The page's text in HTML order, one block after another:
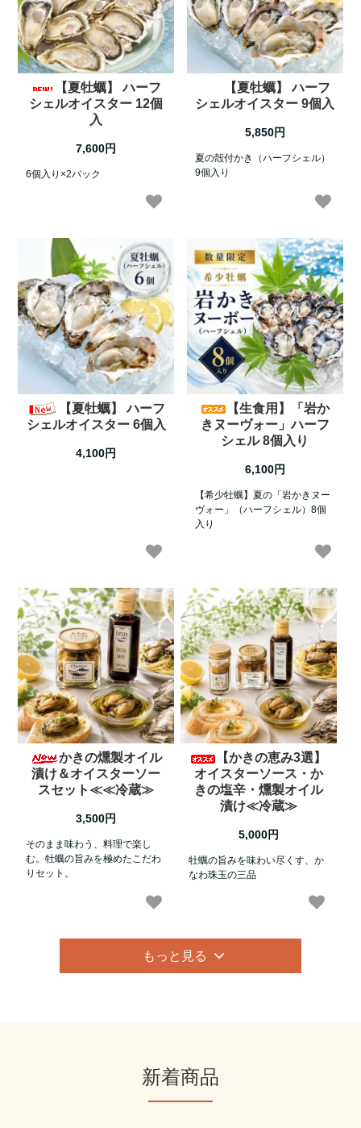
【夏牡蠣】 ハーフ
シェルオイスター 12個
入
7,600円
6個入り×2パック
【夏牡蠣】 ハーフ
シェルオイスター 9個入
5,850円
夏の殻付かき（ハーフシェル）
9個入り
【夏牡蠣】 ハーフ
シェルオイスター 6個入
4,100円
【生食用】「岩か
きヌーヴォー」ハーフ
シェル 8個入り
6,100円
【希少牡蠣】夏の「岩かきヌー
ヴォー」（ハーフシェル）8個
入り
かきの燻製オイル
漬け＆オイスターソー
スセット≪≪冷蔵≫
3,500円
そのまま味わう、料理で楽し
む。牡蠣の旨みを極めたこだわ
りセット。
【かきの恵み3選】
オイスターソース・か
きの塩辛・燻製オイル
漬け≪冷蔵≫
5,000円
牡蠣の旨みを味わい尽くす、か
なわ珠玉の三品
もっと見る
新着商品